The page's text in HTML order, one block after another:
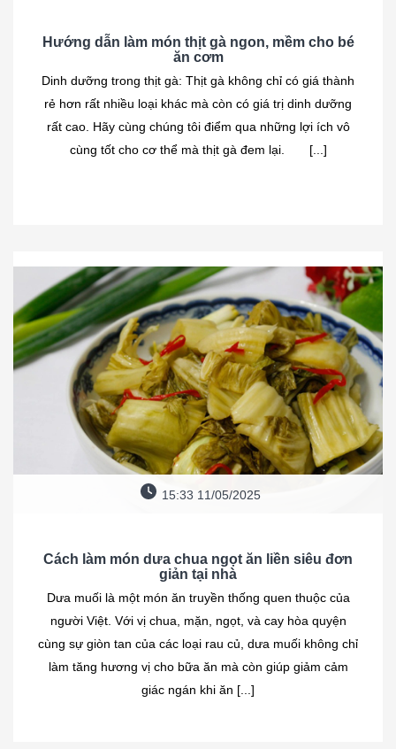
Hướng dẫn làm món thịt gà ngon, mềm cho bé
ăn cơm
Dinh dưỡng trong thịt gà: Thịt gà không chỉ có giá thành
rẻ hơn rất nhiều loại khác mà còn có giá trị dinh dưỡng
rất cao. Hãy cùng chúng tôi điểm qua những lợi ích vô
cùng tốt cho cơ thể mà thịt gà đem lại. [...]
15:33 11/05/2025
Cách làm món dưa chua ngọt ăn liền siêu đơn
giản tại nhà
Dưa muối là một món ăn truyền thống quen thuộc của
người Việt. Với vị chua, mặn, ngọt, và cay hòa quyện
cùng sự giòn tan của các loại rau củ, dưa muối không chỉ
làm tăng hương vị cho bữa ăn mà còn giúp giảm cảm
giác ngán khi ăn [...]